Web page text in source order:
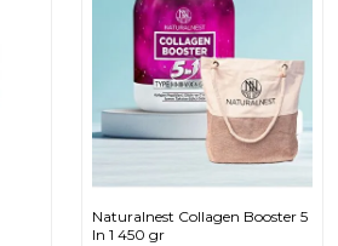
Naturalnest Collagen Booster 5
In 1 450 gr